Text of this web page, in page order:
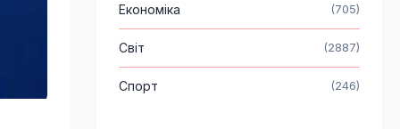
Економіка (705)
Світ (2887)
Спорт (246)